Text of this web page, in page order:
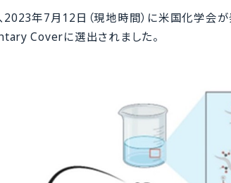
2023年7月12日（現地時間）に米国化学
Coverに選出されました。